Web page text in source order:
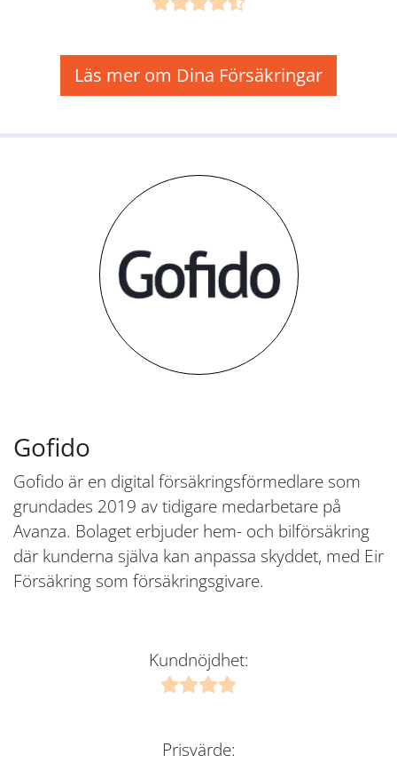
Läs mer om Dina Försäkringar
Gofido
Gofido är en digital försäkringsförmedlare som
grundades 2019 av tidigare medarbetare på
Avanza. Bolaget erbjuder hem- och bilförsäkring
där kunderna själva kan anpassa skyddet, med Eir
Försäkring som försäkringsgivare.
Kundnöjdhet:
Prisvärde: